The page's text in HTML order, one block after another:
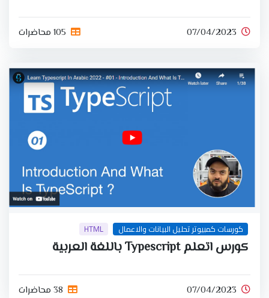
07/04/2023 105 محاضرات
كورسات كمبيوتر تحليل البيانات والاعمال HTML
كورس اتعلم Typescript باللغة العربية
07/04/2023 38 محاضرات